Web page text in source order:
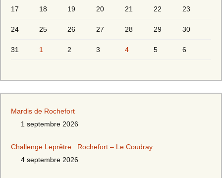
17 18 19 20 21 22 23
24 25 26 27 28 29 30
31 1 2 3 4 5 6
Mardis de Rochefort
1 septembre 2026
Challenge Leprêtre : Rochefort – Le Coudray
4 septembre 2026